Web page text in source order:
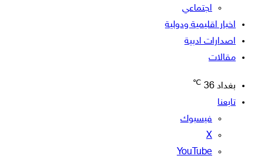
اجتماعي
اخبار اقليمية ودولية
اصدارات ادبية
مقالات
بغداد 36
℃
تابعنا
فيسبوك
‫X
‫YouTube